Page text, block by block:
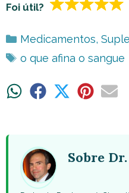
Foi útil?
Categorias
Medicamentos,
Tags
o que afina o sangue
ShareShare ShareShare
Sobre